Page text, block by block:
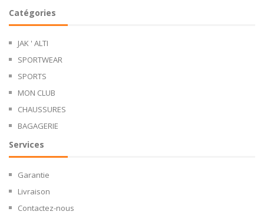
Catégories
JAK ' ALTI
SPORTWEAR
SPORTS
MON CLUB
CHAUSSURES
BAGAGERIE
Services
Garantie
Livraison
Contactez-nous